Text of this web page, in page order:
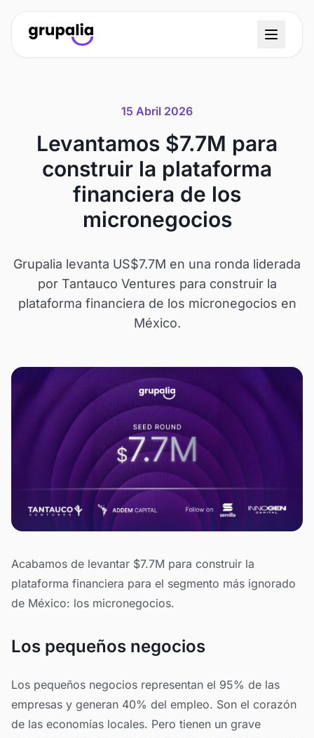
15 Abril 2026
Levantamos $7.7M para
construir la plataforma
financiera de los
micronegocios
Grupalia levanta US$7.7M en una ronda liderada
por Tantauco Ventures para construir la
plataforma financiera de los micronegocios en
México.
Acabamos de levantar $7.7M para construir la
plataforma financiera para el segmento más ignorado
de México: los micronegocios.
Los pequeños negocios
Los pequeños negocios representan el 95% de las
empresas y generan 40% del empleo. Son el corazón
de las economías locales. Pero tienen un grave